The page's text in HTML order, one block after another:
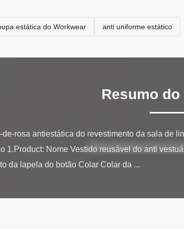
estática do Workwear anti uniforme estático
Resumo
de-rosa antiestática do revestimento da sala de
1.Product: Nome Vestido reusável do anti
da lapela do botão Colar Colar da ...